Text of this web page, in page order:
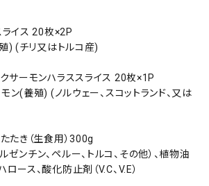
ライス 20枚×2P
) (チリ又はトルコ産)
サーモンハラススライス 20枚×1P
ン(養殖) (ノルウェー、スコットランド、又は
たき（生食用）300g
ゼンチン、ペルー、トルコ、その他）、植物油
ース、酸化防止剤（V.C、V.E）